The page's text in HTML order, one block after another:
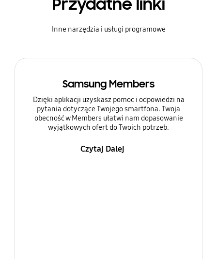
Przydatne linki
Inne narzędzia i usługi programowe
Samsung Members
Dzięki aplikacji uzyskasz pomoc i odpowiedzi na
pytania dotyczące Twojego smartfona. Twoja
obecność w Members ułatwi nam dopasowanie
wyjątkowych ofert do Twoich potrzeb.
Czytaj Dalej